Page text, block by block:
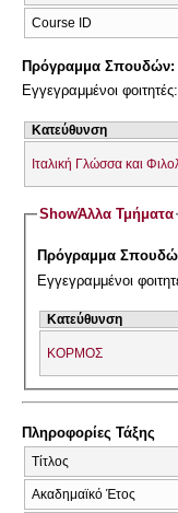
Course ID
Πρόγραμμα Σπουδών:
Εγγεγραμμένοι
Κατεύθυνση
Ιταλική Γλώσσα και
ShowΆλλα Τμήματα
Πρόγραμμα
Εγγεγραμμένοι
Κατεύθυνση
ΚΟΡΜΟΣ
Πληροφορίες Τάξης
Τίτλος
Ακαδημαϊκό Έτος